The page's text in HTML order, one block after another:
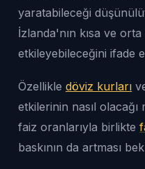
yaratabileceği
İzlanda'nın kısa ve
etkileyebileceğini ifade
Özellikle döviz kurları
etkilerinin nasıl
faiz oranlarıyla birlikte
baskının da artması